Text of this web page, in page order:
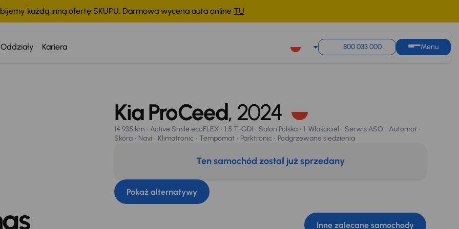
każdą inną ofertę SKUPU. Darmowa wycena auta online TU.
Oddziały Kariera 800 033 000 Menu
Kia ProCeed, 2024
14 935 km Active Smile ecoFLEX 1.5 T-GDI Salon Polska 1. Właściciel Serwis ASO
Automat
Skóra
Navi Klimatronic Tempomat Parktronic Podgrzewane siedzienia
Ten samochód został już sprzedany
Pokaż alternatywy
Inne zalecane samochody